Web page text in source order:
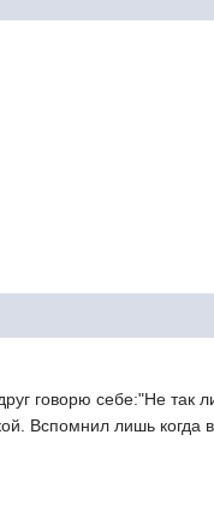
говорю себе:"Не так
Вспомнил лишь когда